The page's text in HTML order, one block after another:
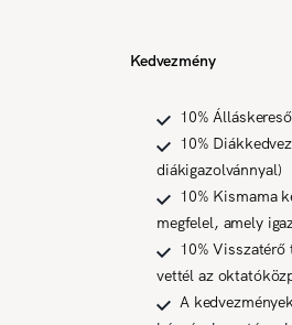
Kedvezmény
10%
10%
diákigazolvánnyal)
10% Kismama
megfelel, amely
10% Visszatérő
vettél az
A